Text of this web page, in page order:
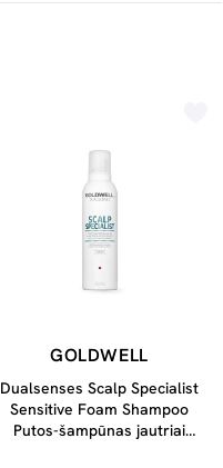
GOLDWELL
Dualsenses Scalp Specialist
Sensitive Foam Shampoo
Putos-šampūnas jautriai